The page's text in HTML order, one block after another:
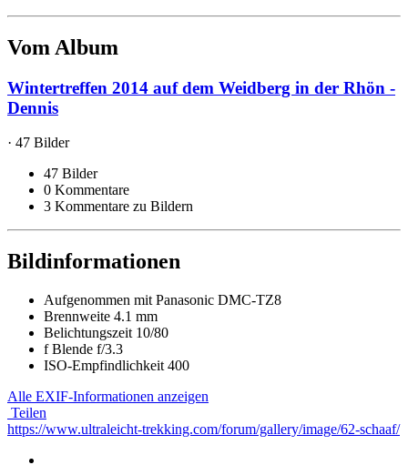
Vom Album
Wintertreffen 2014 auf dem Weidberg in der Rhön -
Dennis
· 47 Bilder
47 Bilder
0 Kommentare
3 Kommentare zu Bildern
Bildinformationen
Aufgenommen mit Panasonic DMC-TZ8
Brennweite 4.1 mm
Belichtungszeit 10/80
f Blende f/3.3
ISO-Empfindlichkeit 400
Alle EXIF-Informationen anzeigen
Teilen
https://www.ultraleicht-trekking.com/forum/gallery/image/62-schaaf/